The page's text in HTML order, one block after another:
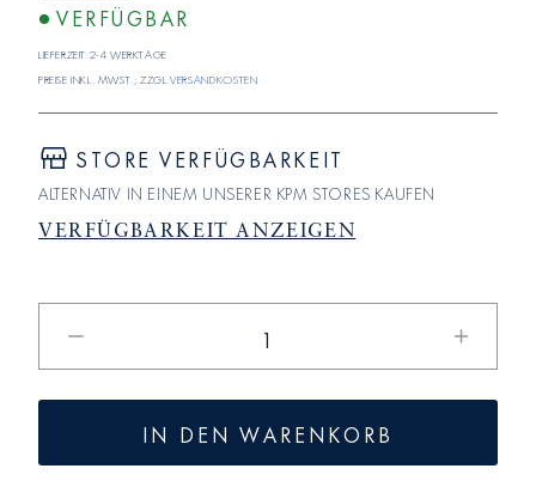
VERFÜGBAR
Lieferzeit 2-4 Werktage
Preise inkl. MwSt.; zzgl. Versandkosten
STORE VERFÜGBARKEIT
ALTERNATIV IN EINEM UNSERER KPM STORES KAUFEN
VERFÜGBARKEIT ANZEIGEN
BERLIN
Erhöhe
die
BERLIN
IN DEN WARENKORB